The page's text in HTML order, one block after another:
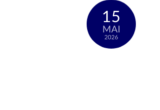
15
MAI
2026